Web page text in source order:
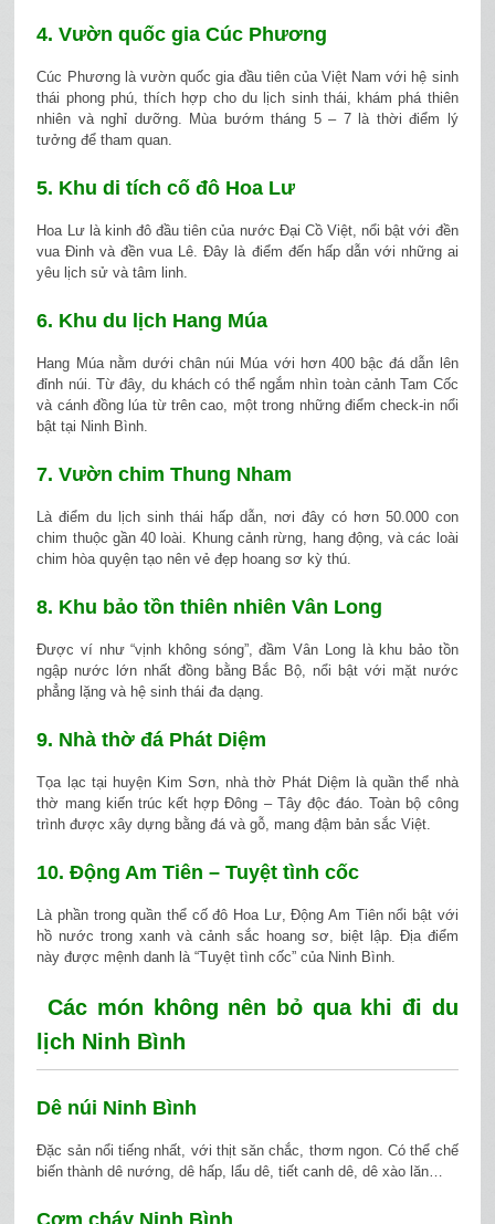
4. Vườn quốc gia Cúc Phương
Cúc Phương là vườn quốc gia đầu tiên của Việt Nam với hệ sinh
thái phong phú, thích hợp cho du lịch sinh thái, khám phá thiên
nhiên và nghỉ dưỡng. Mùa bướm tháng 5 – 7 là thời điểm lý
tưởng để tham quan.
5. Khu di tích cố đô Hoa Lư
Hoa Lư là kinh đô đầu tiên của nước Đại Cồ Việt, nổi bật với đền
vua Đinh và đền vua Lê. Đây là điểm đến hấp dẫn với những ai
yêu lịch sử và tâm linh.
6. Khu du lịch Hang Múa
Hang Múa nằm dưới chân núi Múa với hơn 400 bậc đá dẫn lên
đỉnh núi. Từ đây, du khách có thể ngắm nhìn toàn cảnh Tam Cốc
và cánh đồng lúa từ trên cao, một trong những điểm check-in nổi
bật tại Ninh Bình.
7. Vườn chim Thung Nham
Là điểm du lịch sinh thái hấp dẫn, nơi đây có hơn 50.000 con
chim thuộc gần 40 loài. Khung cảnh rừng, hang động, và các loài
chim hòa quyện tạo nên vẻ đẹp hoang sơ kỳ thú.
8. Khu bảo tồn thiên nhiên Vân Long
Được ví như “vịnh không sóng”, đầm Vân Long là khu bảo tồn
ngập nước lớn nhất đồng bằng Bắc Bộ, nổi bật với mặt nước
phẳng lặng và hệ sinh thái đa dạng.
9. Nhà thờ đá Phát Diệm
Tọa lạc tại huyện Kim Sơn, nhà thờ Phát Diệm là quần thể nhà
thờ mang kiến trúc kết hợp Đông – Tây độc đáo. Toàn bộ công
trình được xây dựng bằng đá và gỗ, mang đậm bản sắc Việt.
10. Động Am Tiên – Tuyệt tình cốc
Là phần trong quần thể cố đô Hoa Lư, Động Am Tiên nổi bật với
hồ nước trong xanh và cảnh sắc hoang sơ, biệt lập. Địa điểm
này được mệnh danh là “Tuyệt tình cốc” của Ninh Bình.
Các món không nên bỏ qua khi đi du
lịch Ninh Bình
Dê núi Ninh Bình
Đặc sản nổi tiếng nhất, với thịt săn chắc, thơm ngon. Có thể chế
biến thành dê nướng, dê hấp, lẩu dê, tiết canh dê, dê xào lăn…